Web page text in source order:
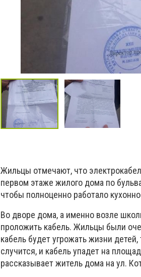
Жильцы отмечают, что
первом этаже жилого дома по
чтобы полноценно работало
Во дворе дома, а именно возле
проложить кабель. Жильцы были
кабель будет угрожать жизни
случится, и кабель упадет на
рассказывает житель дома на ул.